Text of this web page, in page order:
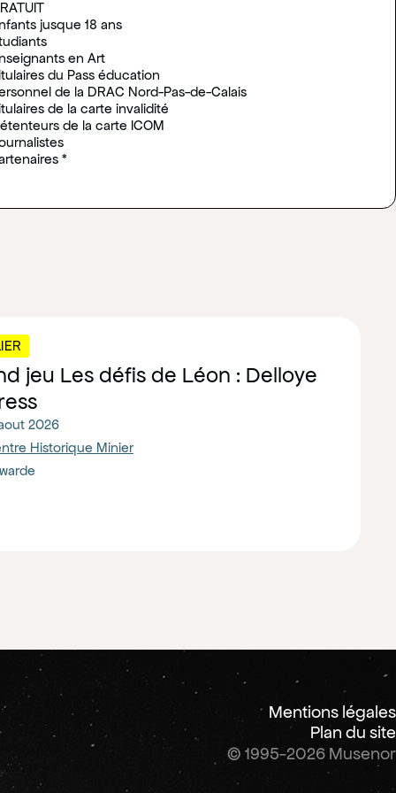
jusque 18 ans
en Art
du Pass éducation
de la DRAC Nord-Pas-de-Calais
de la carte invalidité
de la carte ICOM
*
:
jeu Les défis de Léon : Delloye
2026
Historique Minier
Mentions légales
Plan du site
© 1995-2026 Musenor